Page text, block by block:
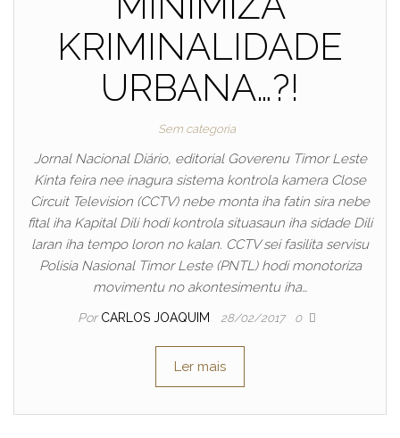
KRIMINALIDADE
URBANA…?!
Sem categoria
Jornal Nacional Diário, editorial Goverenu Timor Leste
Kinta feira nee inagura sistema kontrola kamera Close
Circuit Television (CCTV) nebe monta iha fatin sira nebe
fital iha Kapital Dili hodi kontrola situasaun iha sidade Dili
laran iha tempo loron no kalan. CCTV sei fasilita servisu
Polisia Nasional Timor Leste (PNTL) hodi monotoriza
movimentu no akontesimentu iha…
Por CARLOS JOAQUIM 28/02/2017 0
Ler mais